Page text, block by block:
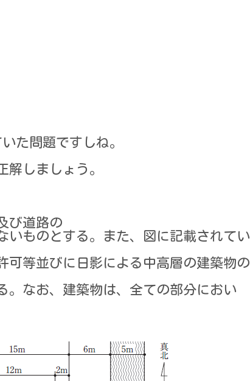
た問題ですしね。
解しましょう。
び道路の
いものとする。また、図に記載されてい
可等並びに日影による中高層の建築物の
。なお、建築物は、全ての部分におい